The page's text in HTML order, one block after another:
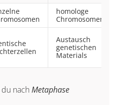
homologe
Chromosomenpaare
Austausch
genetischen
Materials
nach Metaphase